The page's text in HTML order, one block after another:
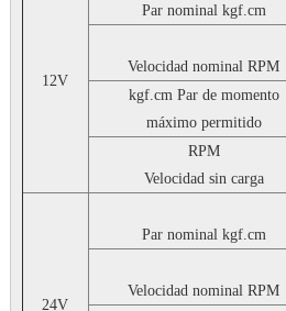
12V
Par nominal kgf.cm
Velocidad nominalRPM
kgf.cm Par de momento
máximo permitido
RPM
Velocidad sin carga
24V
Par nominal kgf.cm
Velocidad nominalRPM